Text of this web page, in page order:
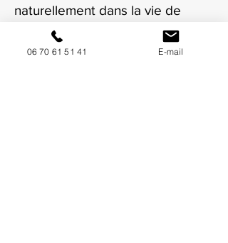
naturellement dans la vie de
votre crèche à Mâcon.
06 70 61 51 41 E-mail